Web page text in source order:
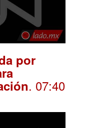
por
. 07:40